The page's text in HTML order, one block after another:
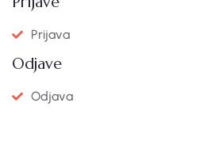
Prijava
Odjave
Odjava